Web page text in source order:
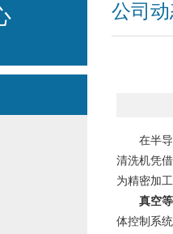
公司
在半导体
清洗机凭
为精密加
真空
体控制系